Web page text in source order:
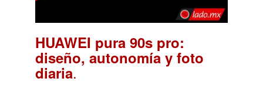
HUAWEI pura 90s pro:
diseño, autonomía y foto
diaria.